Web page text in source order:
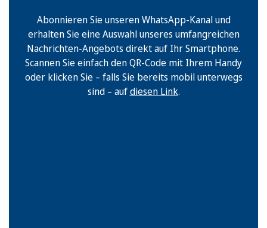
Abonnieren Sie unseren WhatsApp-Kanal und
erhalten Sie eine Auswahl unseres umfangreichen
Nachrichten-Angebots direkt auf Ihr Smartphone.
Scannen Sie einfach den QR-Code mit Ihrem Handy
oder klicken Sie – falls Sie bereits mobil unterwegs
sind – aufdiesen Link.